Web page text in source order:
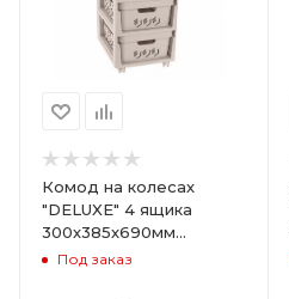
Комод на колесах
"DELUXE" 4 ящика
300х385х690мм
(Светло-бежевый)
Под заказ